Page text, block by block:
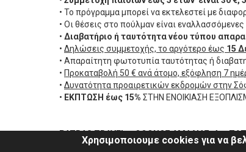
• Το πρόγραμμα μπορεί να εκτελεστεί με
• Οι θέσεις στο πούλμαν είναι εναλλασσόμενες
• Διαβατήριο ή ταυτότητα νέου τύπου
• Δηλώσεις συμμετοχής, το αργότερο έως 15
• Απαραίτητη φωτοτυπία ταυτότητας ή
• Προκαταβολή 50 € ανά άτομο, εξόφληση 7
• Δυνατότητα προαιρετικών εκδρομών στην
• ΕΚΠΤΩΣΗ έως 15% ΣΤΗΝ ΕΝΟΙΚΙΑΣΗ
PATRAS TRAVEL - ΟΘΩΝΟΣ ΑΜΑΛΙΑΣ 4 –
Email:travelp@otenet.gr
Χρησιμοποιουμε cookies για να